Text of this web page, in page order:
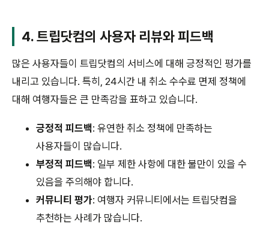
4. 트립닷컴의 사용자 리뷰와 피드백
많은 사용자들이 트립닷컴의 서비스에 대해 긍정적인 평가를
내리고 있습니다. 특히, 24시간 내 취소 수수료 면제 정책에
대해 여행자들은 큰 만족감을 표하고 있습니다.
긍정적 피드백: 유연한 취소 정책에 만족하는
사용자들이 많습니다.
부정적 피드백: 일부 제한 사항에 대한 불만이 있을 수
있음을 주의해야 합니다.
커뮤니티 평가: 여행자 커뮤니티에서는 트립닷컴을
추천하는 사례가 많습니다.